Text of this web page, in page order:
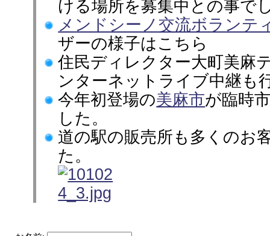
ける場所を募集中との事で
メンドシーノ交流ボランテ
ザーの様子はこちら
住民ディレクター大町美麻
ンターネットライブ中継も
今年初登場の美麻市が臨時
した。
道の駅の販売所も多くのお
た。